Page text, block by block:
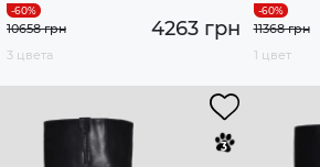
4263 грн
10658 грн
3 цвета
11368 грн
1 цвет